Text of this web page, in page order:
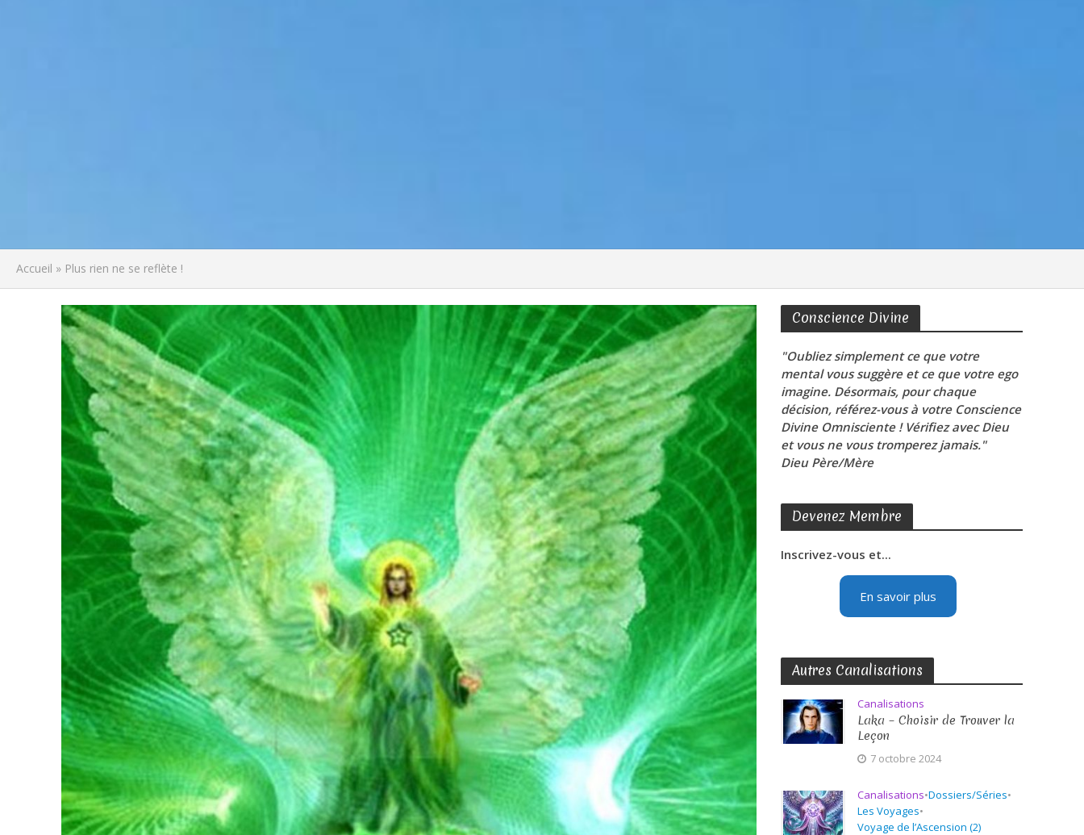
Accueil » Plus rien ne se reflète !
Conscience Divine
"Oubliez simplement ce que votre
mental vous suggère et ce que votre ego
imagine. Désormais, pour chaque
décision, référez-vous à votre Conscience
Divine Omnisciente ! Vérifiez avec Dieu
et vous ne vous tromperez jamais."
Dieu Père/Mère
Devenez Membre
Inscrivez-vous et...
En savoir plus
Autres Canalisations
Canalisations
Laka – Choisir de Trouver la
Leçon
7 octobre 2024
Canalisations•Dossiers/Séries•
Les Voyages•
Voyage de l’Ascension (2)